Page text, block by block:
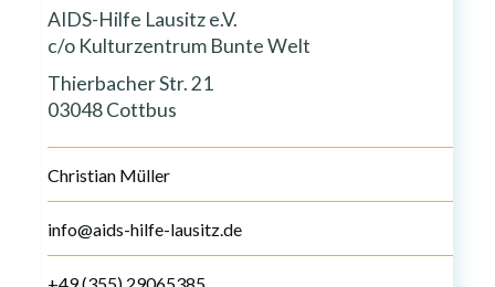
AIDS-Hilfe Lausitz e.V.
c/o Kulturzentrum Bunte Welt
Thierbacher Str. 21
03048 Cottbus
Christian Müller
info@aids-hilfe-lausitz.de
+49 (355) 29065385